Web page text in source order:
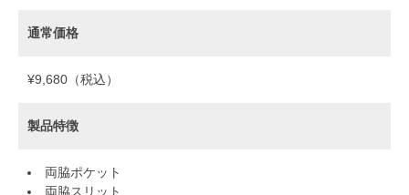
通常価格
¥9,680（税込）
製品特徴
両脇ポケット
両脇スリット